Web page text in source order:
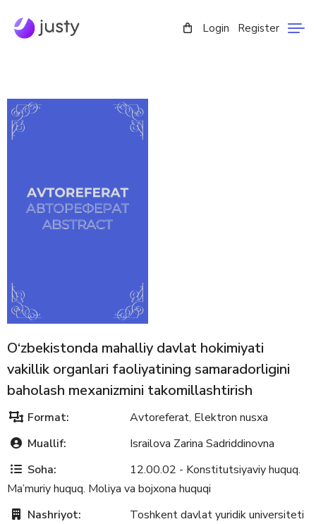
Login Register
O‘zbekistonda mahalliy davlat hokimiyati
vakillik organlari faoliyatining samaradorligini
baholash mexanizmini takomillashtirish
Format: Avtoreferat, Elektron nusxa
Muallif:
Israilova Zarina Sadriddinovna
Soha:
12.00.02 - Konstitutsiyaviy huquq.
Ma’muriy huquq. Moliya va bojxona huquqi
Nashriyot:
Toshkent davlat yuridik universiteti